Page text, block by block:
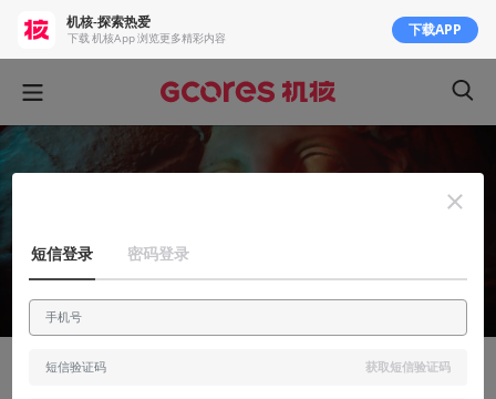
机核-探索热爱
下载 机核App 浏览更多精彩内容 下载APP
短信登录 密码登录
获取短信验证码